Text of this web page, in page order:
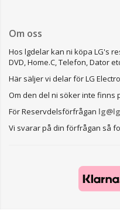
Om oss
Hos lgdelar kan ni köpa LG's
DVD, Home.C, Telefon, Dator
Här säljer vi delar för LG
Om den del ni söker inte finns
För Reservdelsförfrågan
Vi svarar på din förfrågan så